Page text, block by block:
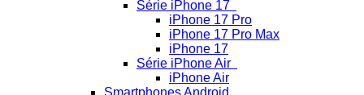
Série iPhone 17
iPhone 17 Pro
iPhone 17 Pro Max
iPhone 17
Série iPhone Air
iPhone Air
Smartphones Android